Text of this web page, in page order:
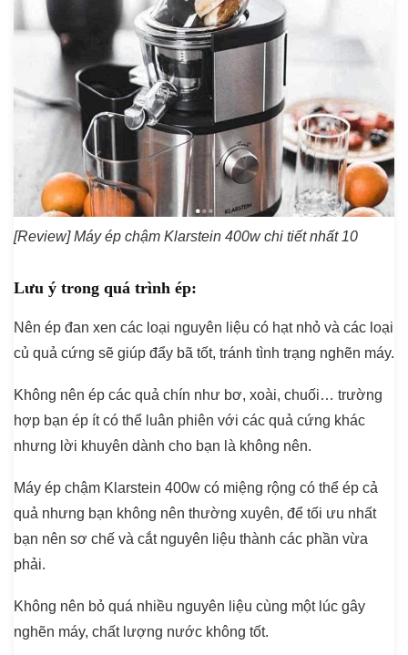
[Review] Máy ép chậm Klarstein 400w chi tiết nhất 10
Lưu ý trong quá trình ép:
Nên ép đan xen các loại nguyên liệu có hạt nhỏ và các loại
củ quả cứng sẽ giúp đẩy bã tốt, tránh tình trạng nghẽn máy.
Không nên ép các quả chín như bơ, xoài, chuối… trường
hợp bạn ép ít có thể luân phiên với các quả cứng khác
nhưng lời khuyên dành cho bạn là không nên.
Máy ép chậm Klarstein 400w có miệng rộng có thể ép cả
quả nhưng bạn không nên thường xuyên, để tối ưu nhất
bạn nên sơ chế và cắt nguyên liệu thành các phần vừa
phải.
Không nên bỏ quá nhiều nguyên liệu cùng một lúc gây
nghẽn máy, chất lượng nước không tốt.